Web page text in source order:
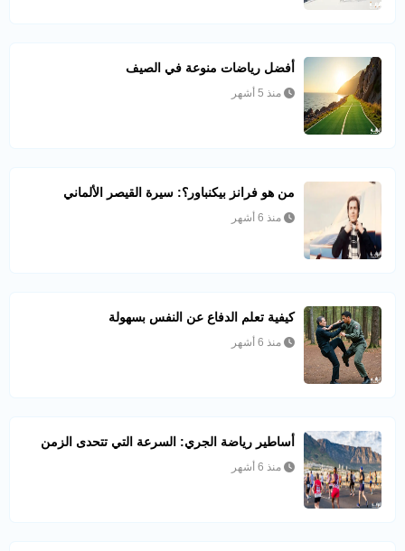
أفضل رياضات منوعة في الصيف
منذ 5 أشهر
من هو فرانز بيكنباور؟: سيرة القيصر الألماني
منذ 6 أشهر
كيفية تعلم الدفاع عن النفس بسهولة
منذ 6 أشهر
أساطير رياضة الجري: السرعة التي تتحدى الزمن
منذ 6 أشهر